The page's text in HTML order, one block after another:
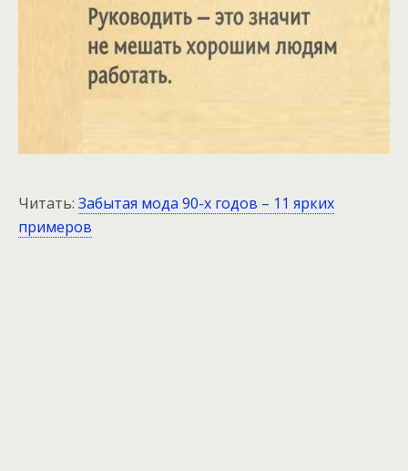
Читать: Забытая мода 90-х годов – 11 ярких
примеров